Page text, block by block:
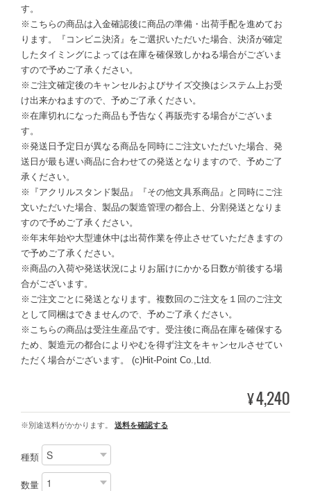
す。
※こちらの商品は入金確認後に商品の準備・出荷手配を進めてお
ります。『コンビニ決済』をご選択いただいた場合、決済が確定
したタイミングによっては在庫を確保致しかねる場合がございま
すので予めご了承ください。
※ご注文確定後のキャンセルおよびサイズ交換はシステム上お受
け出来かねますので、予めご了承ください。
※在庫切れになった商品も予告なく再販売する場合がございま
す。
※発送日予定日が異なる商品を同時にご注文いただいた場合、発
送日が最も遅い商品に合わせての発送となりますので、予めご了
承ください。
※『アクリルスタンド製品』『その他文具系商品』と同時にご注
文いただいた場合、製品の製造管理の都合上、分割発送となりま
すので予めご了承ください。
※年末年始や大型連休中は出荷作業を停止させていただきますの
で予めご了承ください。
※商品の入荷や発送状況によりお届けにかかる日数が前後する場
合がございます。
※ご注文ごとに発送となります。複数回のご注文を１回のご注文
として同梱はできませんので、予めご了承ください。
※こちらの商品は受注生産品です。受注後に商品在庫を確保する
ため、製造元の都合によりやむを得ず注文をキャンセルさせてい
ただく場合がございます。 (c)Hit-Point Co.,Ltd.
¥4,240
※別途送料がかかります。 送料を確認する
種類
数量